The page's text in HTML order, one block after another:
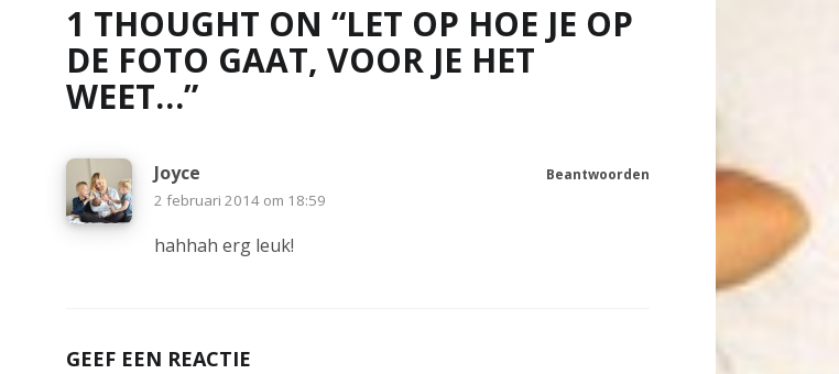
1 THOUGHT ON “LET OP HOE JE OP
DE FOTO GAAT, VOOR JE HET
WEET…”
Joyce
2 februari 2014 om 18:59
hahhah erg leuk!
Beantwoorden
GEEF EEN REACTIE